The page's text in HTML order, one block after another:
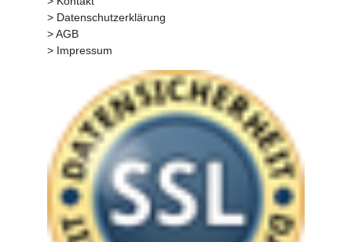
> Datenschutzerklärung
> AGB
> Impressum